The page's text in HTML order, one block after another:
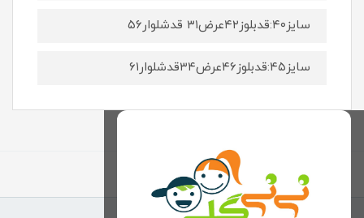
سایز۴۰:قدبلوز۴۲عرض۳۱ قدشلوار۵۶
سایز۴۵:قدبلوز۴۶عرض۳۴قدشلوار۶۱
برگشت به بالا